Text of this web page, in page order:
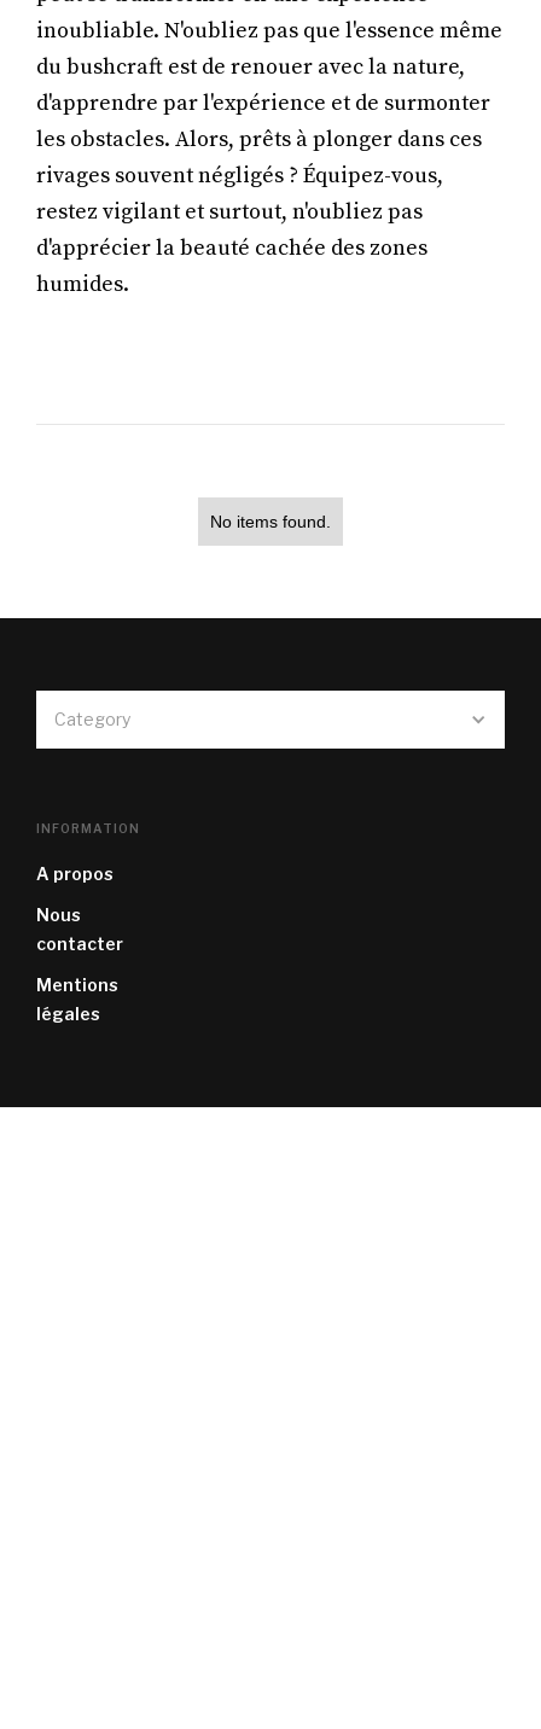
inoubliable. N'oubliez pas que l'essence même
du bushcraft est de renouer avec la nature,
d'apprendre par l'expérience et de surmonter
les obstacles. Alors, prêts à plonger dans ces
rivages souvent négligés ? Équipez-vous,
restez vigilant et surtout, n'oubliez pas
d'apprécier la beauté cachée des zones
humides.
No items found.
Category
INFORMATION
A propos
Nous
contacter
Mentions
légales